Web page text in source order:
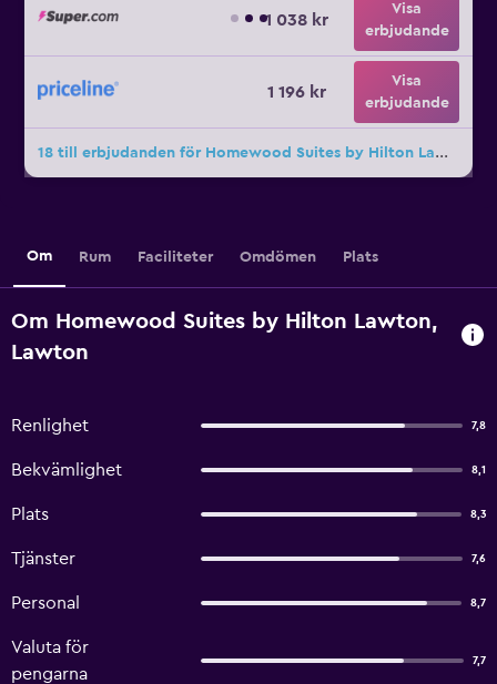
1 038 kr
Visa
erbjudande
1 196 kr
Visa
erbjudande
18 till erbjudanden för Homewood Suites by Hilton Lawton
Om Rum Faciliteter Omdömen Plats
Om Homewood Suites by Hilton Lawton,
Lawton
Renlighet 7,8
Bekvämlighet 8,1
Plats 8,3
Tjänster 7,6
Personal 8,7
Valuta för
pengarna
7,7